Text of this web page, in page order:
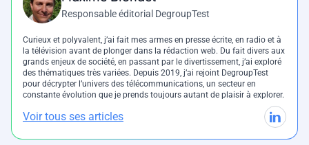
Responsable éditorial DegroupTest
Curieux et polyvalent, j’ai fait mes armes en presse écrite, en radio et à
la télévision avant de plonger dans la rédaction web. Du fait divers aux
grands enjeux de société, en passant par le divertissement, j’ai exploré
des thématiques très variées. Depuis 2019, j’ai rejoint DegroupTest
pour décrypter l’univers des télécommunications, un secteur en
constante évolution que je prends toujours autant de plaisir à explorer.
Voir tous ses articles